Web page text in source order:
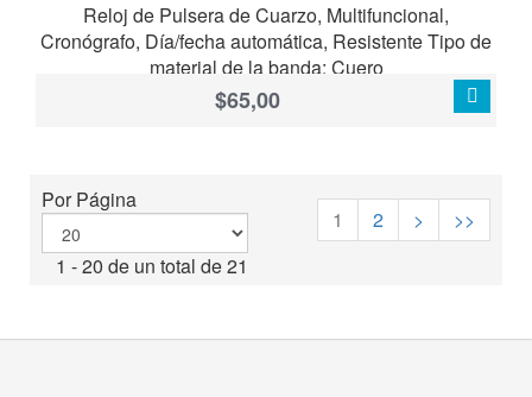
Reloj de Pulsera de Cuarzo, Multifuncional,
Cronógrafo, Día/fecha automática, Resistente Tipo de
material de la banda: Cuero
$65,00
Por Página
1 - 20 de un total de 21
1 2 > >>